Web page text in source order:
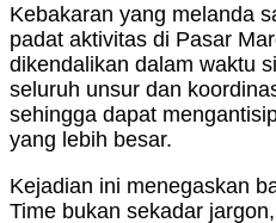
Kebakaran yang melanda
padat aktivitas di Pasar
dikendalikan dalam waktu
seluruh unsur dan
sehingga dapat
yang lebih besar.
Kejadian ini menegaskan
Time bukan sekadar